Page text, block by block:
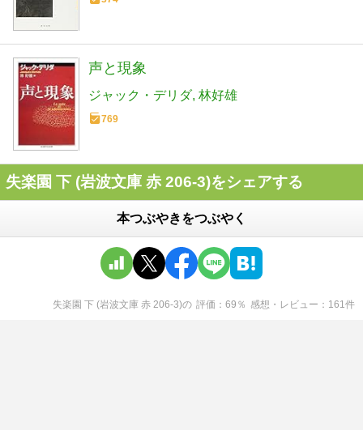
声と現象
ジャック・デリダ 林好雄
769
失楽園 下 (岩波文庫 赤 206-3)をシェアする
本つぶやきをつぶやく
失楽園 下 (岩波文庫 赤 206-3)の 評価 69 ％ 感想・レビュー 161件